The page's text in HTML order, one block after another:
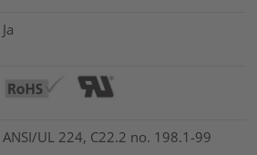
Ja
ANSI/UL 224, C22.2 no. 198.1-99